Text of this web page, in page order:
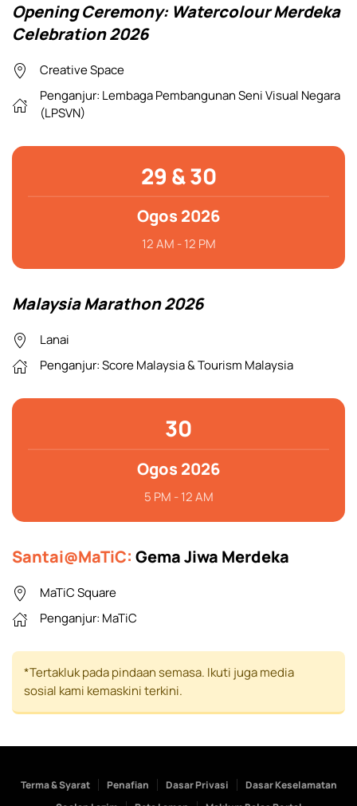
Opening Ceremony: Watercolour Merdeka
Celebration 2026
Creative Space
Penganjur: Lembaga Pembangunan Seni Visual Negara
(LPSVN)
29 & 30
Ogos 2026
12 AM - 12 PM
Malaysia Marathon 2026
Lanai
Penganjur: Score Malaysia & Tourism Malaysia
30
Ogos 2026
5 PM - 12 AM
Santai@MaTiC: Gema Jiwa Merdeka
MaTiC Square
Penganjur: MaTiC
*Tertakluk pada pindaan semasa. Ikuti juga media
sosial kami kemaskini terkini.
Terma & Syarat Penafian Dasar Privasi
Dasar Keselamatan